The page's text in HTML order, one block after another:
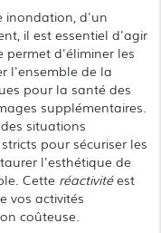
inondation, d'un
il est essentiel d'agir
permet d'éliminer les
l'ensemble de la
pour la santé des
supplémentaires.
situations
pour sécuriser les
l'esthétique de
Cette réactivitéest
vos activités
coûteuse.